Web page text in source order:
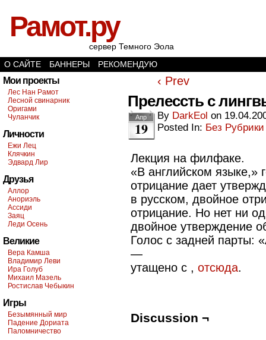
Рамот.ру
сервер Темного Эола
О САЙТЕ
БАННЕРЫ РЕКОМЕНДУЮ
Мои проекты
Лес Нан Рамот
Лесной свинарник
Оригами
Чуланчик
Личности
Ежи Лец
Клячкин
Эдвард Лир
Друзья
Аллор
Анориэль
Ассиди
Заяц
Леди Осень
Великие
Вера Камша
Владимир Леви
Ира Голуб
Михаил Мазель
Ростислав Чебыкин
Игры
Безымянный мир
Падение Дориата
Паломничество
‹ Prev
Прелессть с
Апр
19
By DarkEol on
Posted In: Без Рубрики
Лекция на филфаке.
«В английском языке,»
отрицание дает
в русском, двойное
отрицание. Но нет ни
двойное утверждение
Голос с задней парты:
—
утащено с , отсюда.
Discussion ¬